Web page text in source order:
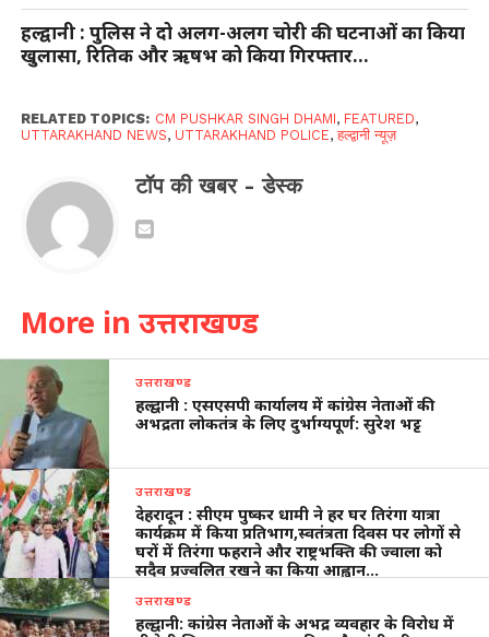
हल्द्वानी : पुलिस ने दो अलग-अलग चोरी की घटनाओं का किया
खुलासा, रितिक और ऋषभ को किया गिरफ्तार…
RELATED TOPICS: CM PUSHKAR SINGH DHAMI, FEATURED,
UTTARAKHAND NEWS, UTTARAKHAND POLICE,हल्द्वानी न्यूज़
टॉप की खबर - डेस्क
More in उत्तराखण्ड
उत्तराखण्ड
हल्द्वानी : एसएसपी कार्यालय में कांग्रेस नेताओं की
अभद्रता लोकतंत्र के लिए दुर्भाग्यपूर्ण: सुरेश भट्ट
उत्तराखण्ड
देहरादून : सीएम पुष्कर धामी ने हर घर तिरंगा यात्रा
कार्यक्रम में किया प्रतिभाग,स्वतंत्रता दिवस पर लोगों से
घरों में तिरंगा फहराने और राष्ट्रभक्ति की ज्वाला को
सदैव प्रज्वलित रखने का किया आह्वान…
उत्तराखण्ड
हल्द्वानी: कांग्रेस नेताओं के अभद्र व्यवहार के विरोध में